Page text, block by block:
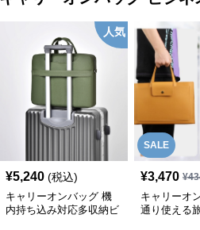
人気
¥5,240 (税込)
キャリーオンバッグ 機
内持ち込み対応多収納ビ
SALE
¥3,470 ¥
キャリーオ
通り使える